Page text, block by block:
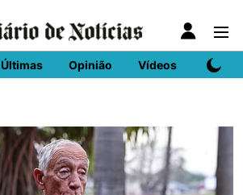
Últimas Opinião Vídeos DN